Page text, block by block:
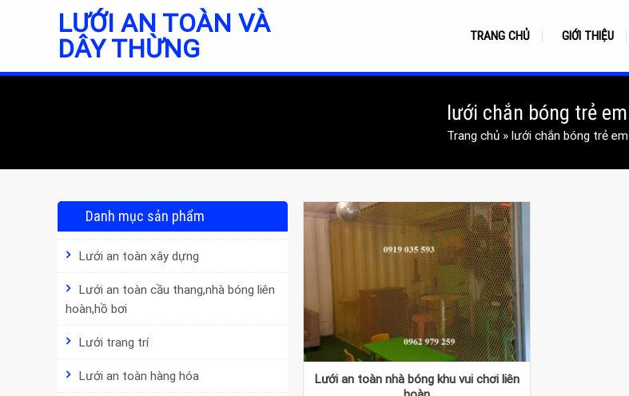
LƯỚI AN TOÀN VÀ
DÂY THỪNG
TRANG CHỦ GIỚI THIỆU
lưới chắn bóng trẻ em
Trang chủ» lưới chắn bóng trẻ em
Danh mục sản phẩm
Lưới an toàn xây dựng
Lưới an toàn cầu thang,nhà bóng liên
hoàn,hồ bơi
Lưới trang trí
Lưới an toàn hàng hóa
Lưới an toàn nhà bóng khu vui chơi liên